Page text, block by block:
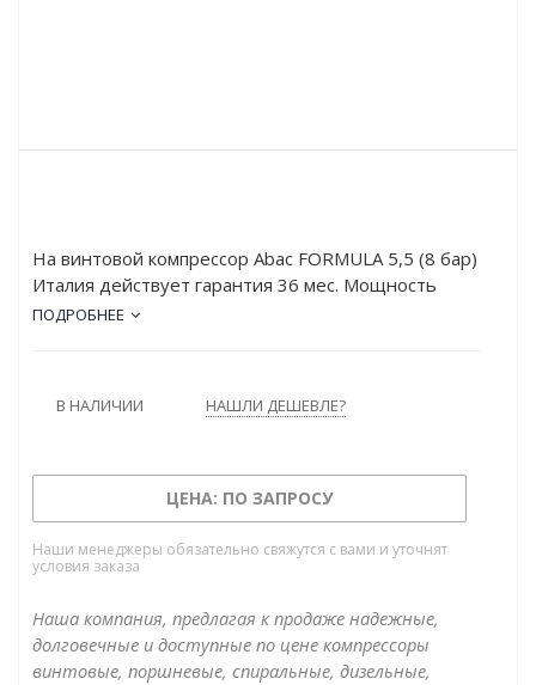
На винтовой компрессор Abac FORMULA 5,5 (8 бар)
Италия действует гарантия 36 мес. Мощность
двигателя FORMULA 5,5 (8 бар) составляет 5.5 кВт,
ПОДРОБНЕЕ
В НАЛИЧИИ НАШЛИ ДЕШЕВЛЕ?
ЦЕНА: ПО ЗАПРОСУ
Наши менеджеры обязательно свяжутся с вами и уточнят
условия заказа
Наша компания, предлагая к продаже надежные,
долговечные и доступные по цене компрессоры
винтовые, поршневые, спиральные, дизельные,